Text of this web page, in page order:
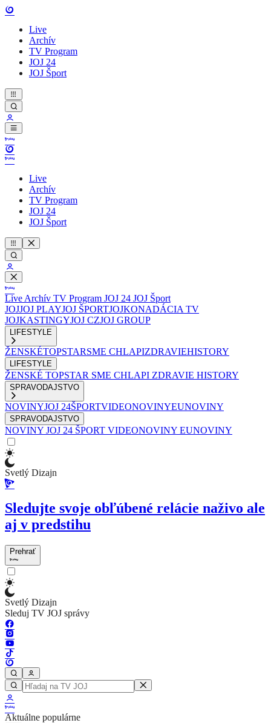
Live
Archív
TV Program
JOJ 24
JOJ Šport
Live
Archív
TV Program
JOJ 24
JOJ Šport
Live Archív TV Program JOJ 24 JOJ Šport
JOJJOJ PLAYJOJ ŠPORTJOJKONADÁCIA TV
JOJKASTINGYJOJ CZJOJ GROUP
LIFESTYLE
ŽENSKÉTOPSTARSME CHLAPIZDRAVIEHISTORY
LIFESTYLE
ŽENSKÉ TOPSTAR SME CHLAPI ZDRAVIE HISTORY
SPRAVODAJSTVO
NOVINYJOJ 24ŠPORTVIDEONOVINYEUNOVINY
SPRAVODAJSTVO
NOVINY JOJ 24 ŠPORT VIDEONOVINY EUNOVINY
Svetlý Dizajn
Sledujte svoje obľúbené relácie naživo ale
aj v predstihu
Prehrať
Svetlý Dizajn
Sleduj TV JOJ správy
Aktuálne populárne